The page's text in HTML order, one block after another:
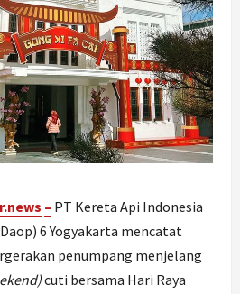
ws – PT Kereta Api Indonesia
6 Yogyakarta mencatat
penumpang menjelang
cuti bersama Hari Raya